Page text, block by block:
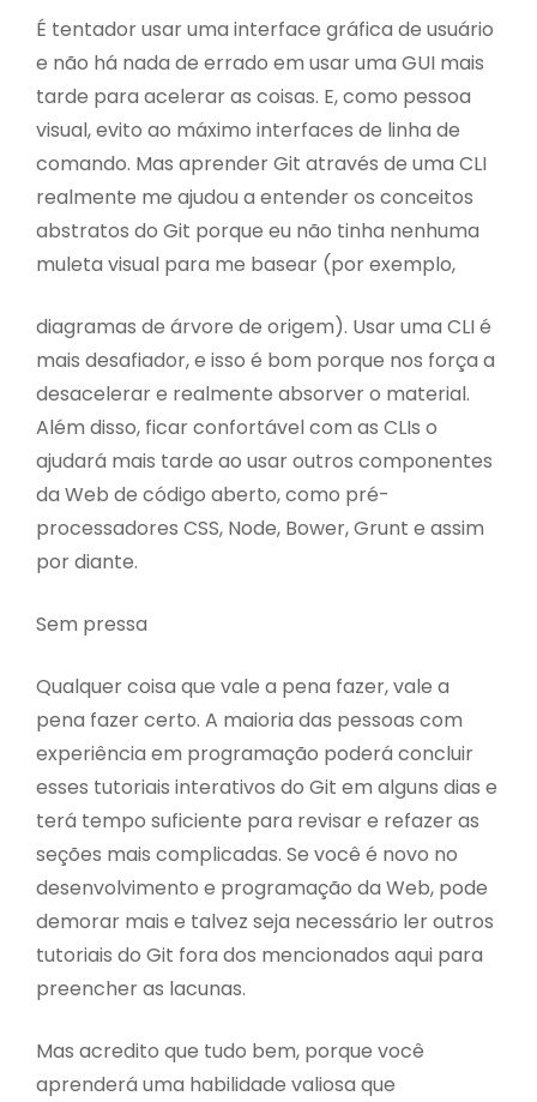
É tentador usar uma interface gráfica de usuário
e não há nada de errado em usar uma GUI mais
tarde para acelerar as coisas. E, como pessoa
visual, evito ao máximo interfaces de linha de
comando. Mas aprender Git através de uma CLI
realmente me ajudou a entender os conceitos
abstratos do Git porque eu não tinha nenhuma
muleta visual para me basear (por exemplo,
diagramas de árvore de origem). Usar uma CLI é
mais desafiador, e isso é bom porque nos força a
desacelerar e realmente absorver o material.
Além disso, ficar confortável com as CLIs o
ajudará mais tarde ao usar outros componentes
da Web de código aberto, como pré-
processadores CSS, Node, Bower, Grunt e assim
por diante.
Sem pressa
Qualquer coisa que vale a pena fazer, vale a
pena fazer certo. A maioria das pessoas com
experiência em programação poderá concluir
esses tutoriais interativos do Git em alguns dias e
terá tempo suficiente para revisar e refazer as
seções mais complicadas. Se você é novo no
desenvolvimento e programação da Web, pode
demorar mais e talvez seja necessário ler outros
tutoriais do Git fora dos mencionados aqui para
preencher as lacunas.
Mas acredito que tudo bem, porque você
aprenderá uma habilidade valiosa que